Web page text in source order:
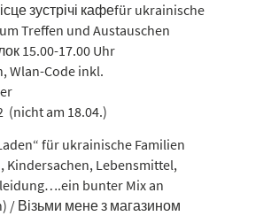
зустрічі кафеfür ukrainische
Treffen und Austauschen
15.00-17.00 Uhr
Wlan-Code inkl.
(nicht am 18.04.)
für ukrainische Familien
Kindersachen, Lebensmittel,
bunter Mix an
/ Візьми мене з магазином